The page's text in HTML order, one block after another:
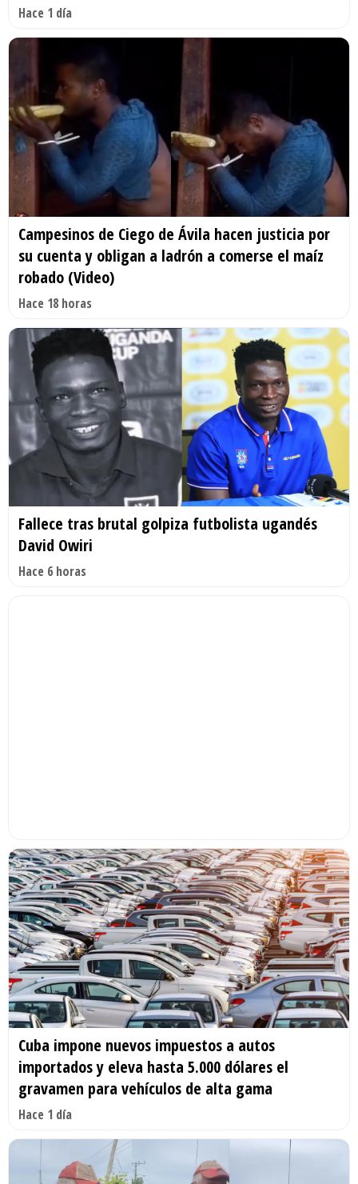
Hace 1 día
Campesinos de Ciego de Ávila hacen justicia por
su cuenta y obligan a ladrón a comerse el maíz
robado (Video)
Hace 18 horas
Fallece tras brutal golpiza futbolista ugandés
David Owiri
Hace 6 horas
Cuba impone nuevos impuestos a autos
importados y eleva hasta 5.000 dólares el
gravamen para vehículos de alta gama
Hace 1 día